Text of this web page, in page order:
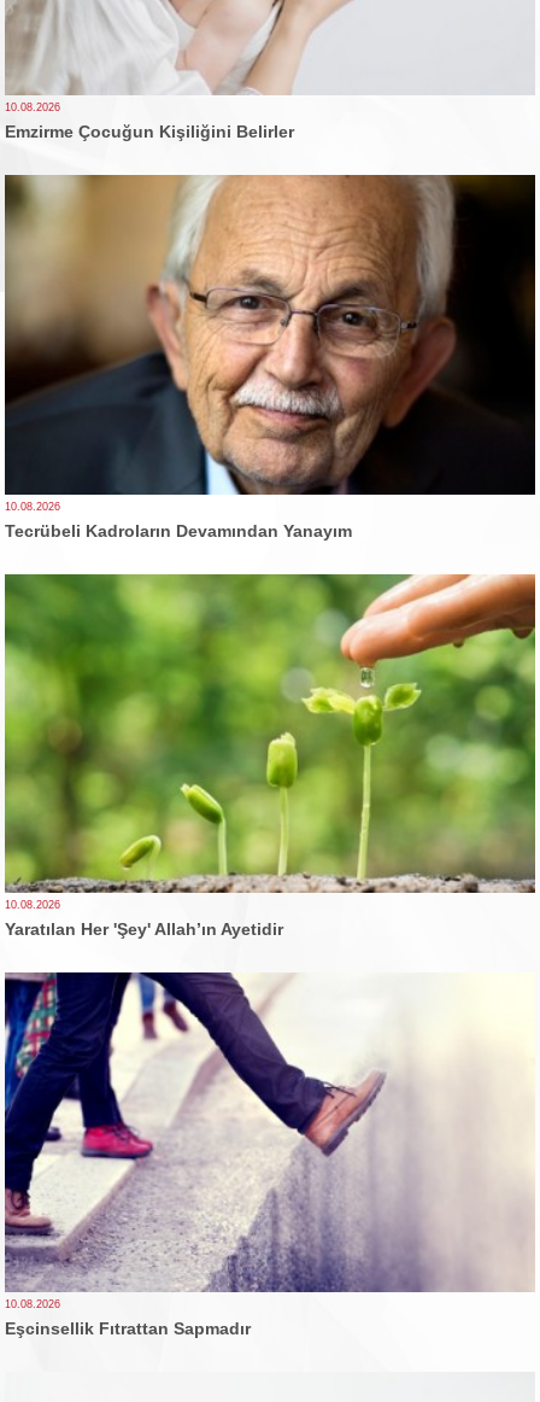
10.08.2026
Emzirme Çocuğun Kişiliğini Belirler
10.08.2026
Tecrübeli Kadroların Devamından Yanayım
10.08.2026
Yaratılan Her 'Şey' Allah’ın Ayetidir
10.08.2026
Eşcinsellik Fıtrattan Sapmadır